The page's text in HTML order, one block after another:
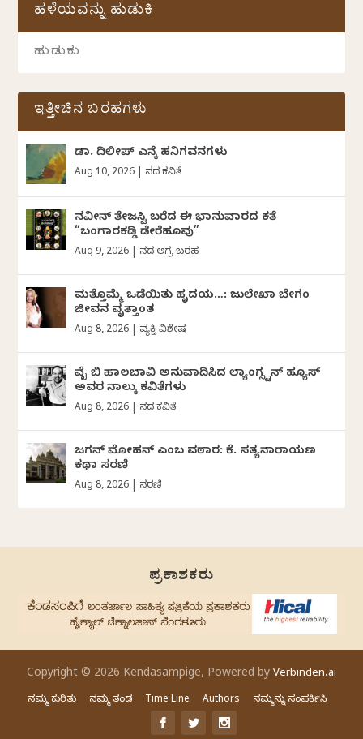
ಹಳೆಯವನ್ನು ಹುಡುಕಿ
ಇತ್ತೀಚಿನ ಬರಹಗಳು
ಡಾ. ದಿಲೀಪ್ ಎನ್ಕೆ ಹನಿಗವನಗಳು
Aug 10, 2026 ದಿನದ ಕವಿತೆ
ನವೀನ್‌ ತೇಜಸ್ವಿ ಬರೆದ ಈ ಭಾನುವಾರದ ಕತೆ
“ಬಂಗಾರಕಡ್ಡಿ ಡೇರೆಹೂವು”
Aug 9, 2026 ದಿನದ ಅಗ್ರ ಬರಹ
ಮತ್ತೊಮ್ಮೆ ಒಡೆಯಿತು ಹೃದಯ…: ಜುಲೇಖಾ ಬೇಗಂ
ಜೀವನ ವೃತ್ತಾಂತ
Aug 8, 2026 ವ್ಯಕ್ತಿ ವಿಶೇಷ
ವೈ ಬಿ ಹಾಲಬಾವಿ ಅನುವಾದಿಸಿದ ಲ್ಯಾಂಗ್ಸ್ಟನ್ ಹ್ಯೂಸ್
ಅವರ ನಾಲ್ಕು ಕವಿತೆಗಳು
Aug 8, 2026 ದಿನದ ಕವಿತೆ
ಜಗನ್‌ ಮೋಹನ್‌ ಎಂಬ ವಠಾರ: ಕೆ. ಸತ್ಯನಾರಾಯಣ
ಕಥಾ ಸರಣಿ
Aug 8, 2026 ಸರಣಿ
ಪ್ರಕಾಶಕರು
Copyright © 2026 Kendasampige, Powered by Verbinden.ai
ನಮ್ಮ ಕುರಿತು ನಮ್ಮ ತಂಡ Time Line Authors ನಮ್ಮನ್ನು ಸಂಪರ್ಕಿಸಿ